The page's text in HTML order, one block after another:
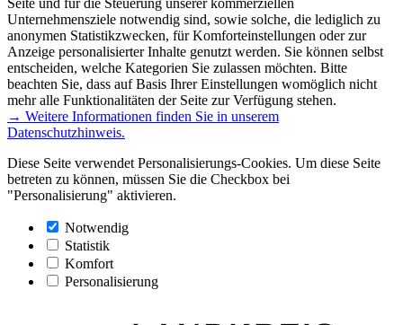
Unternehmensziele notwendig sind, sowie solche, die lediglich zu
anonymen Statistikzwecken, für Komforteinstellungen oder zur
Anzeige personalisierter Inhalte genutzt werden. Sie können selbst
entscheiden, welche Kategorien Sie zulassen möchten. Bitte
beachten Sie, dass auf Basis Ihrer Einstellungen womöglich nicht
mehr alle Funktionalitäten der Seite zur Verfügung stehen.
→ Weitere Informationen finden Sie in unserem
Datenschutzhinweis.
Diese Seite verwendet Personalisierungs-Cookies. Um diese Seite
betreten zu können, müssen Sie die Checkbox bei
"Personalisierung" aktivieren.
Notwendig
Statistik
Komfort
Personalisierung